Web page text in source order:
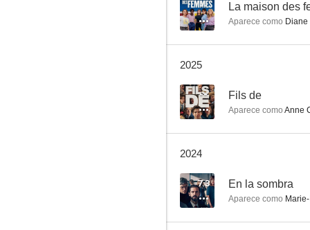
En la sombra
7.0
-- La maison des
Aparece como Diane
2025
-- Fils de
Aparece como Anne
2024
7.3 En la sombra
Aparece como